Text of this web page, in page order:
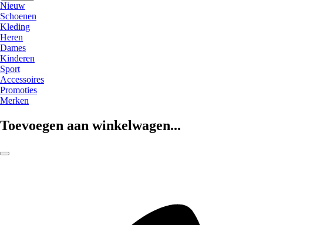
Nieuw
Schoenen
Kleding
Heren
Dames
Kinderen
Sport
Accessoires
Promoties
Merken
Toevoegen aan winkelwagen...